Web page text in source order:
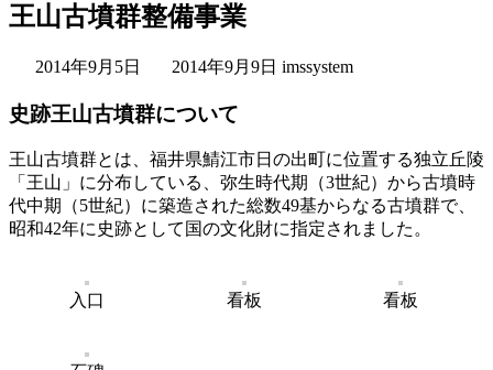
王山古墳群整備事業
2014年9月5日
最
更
日
時
:
2014年9月9日 imssystem
史跡王山古墳群について
王山古墳群とは、福井県鯖江市日の出町に位置する独立丘陵
「王山」に分布している、弥生時代期（3世紀）から古墳時
代中期（5世紀）に築造された総数49基からなる古墳群で、
昭和42年に史跡として国の文化財に指定されました。
入口 看板 看板